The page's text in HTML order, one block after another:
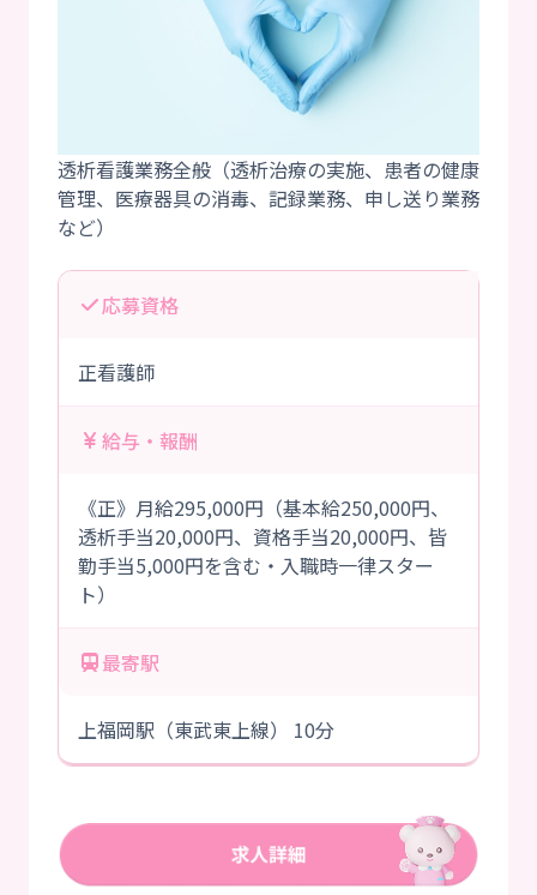
透析看護業務全般（透析治療の実施、患者の健康
管理、医療器具の消毒、記録業務、申し送り業務
応募資格
正看護師
給与・報酬
《正》月給295,000円（基本給250,000円、
透析手当20,000円、資格手当20,000円、皆
勤手当5,000円を含む・入職時一律スター
ト）
最寄駅
上福岡駅（東武東上線） 10分